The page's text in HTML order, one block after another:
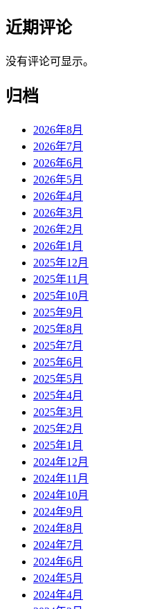
近期评论
没有评论可显示。
归档
2026年8月
2026年7月
2026年6月
2026年5月
2026年4月
2026年3月
2026年2月
2026年1月
2025年12月
2025年11月
2025年10月
2025年9月
2025年8月
2025年7月
2025年6月
2025年5月
2025年4月
2025年3月
2025年2月
2025年1月
2024年12月
2024年11月
2024年10月
2024年9月
2024年8月
2024年7月
2024年6月
2024年5月
2024年4月